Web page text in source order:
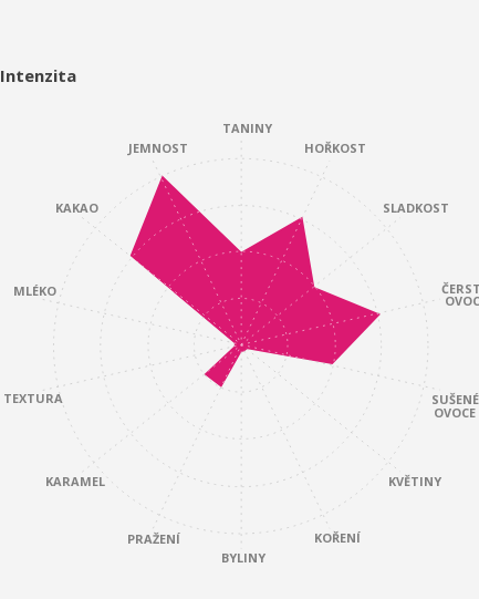
Intenzita
TANINY
HOŘKOST
SLADKOST
SUŠENÉ
OVOCE
KVĚTINY
KOŘENÍ
BYLINY
PRAŽENÍ
KARAMEL
TEXTURA
MLÉKO
KAKAO
JEMNOST